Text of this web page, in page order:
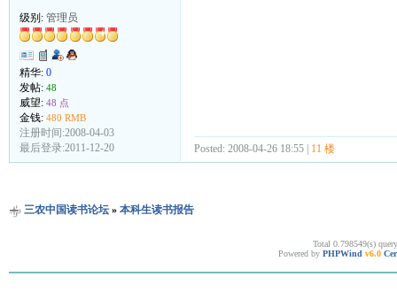
级别: 管理员
精华: 0
发帖: 48
威望: 48 点
金钱: 480 RMB
注册时间:2008-04-03
最后登录:2011-12-20
Posted: 2008-04-26 18:55 | 11 楼
三农中国读书论坛» 本科生读书报告
Total 0.798549(s)
Powered by PHPWind v6.0